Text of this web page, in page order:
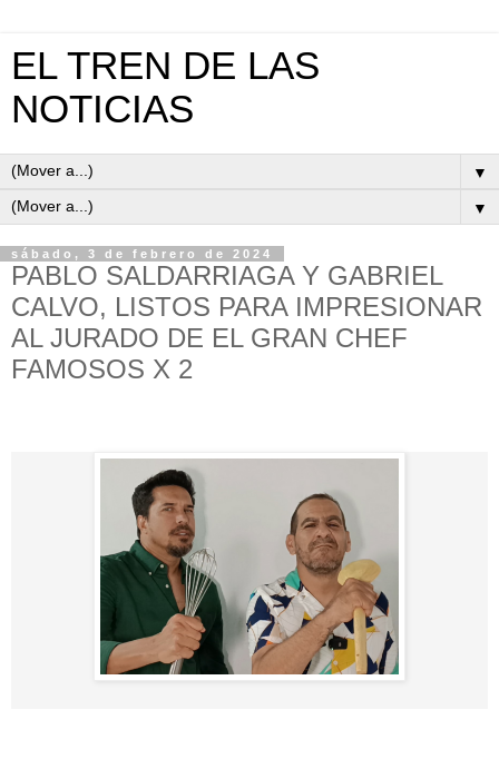
EL TREN DE LAS
NOTICIAS
▼
▼
sábado, 3 de febrero de 2024
PABLO SALDARRIAGA Y GABRIEL
CALVO, LISTOS PARA IMPRESIONAR
AL JURADO DE EL GRAN CHEF
FAMOSOS X 2